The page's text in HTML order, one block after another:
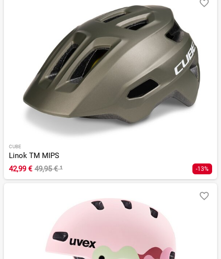
CUBE
Linok TM MIPS
42,99 € 49,95 €¹ -13%